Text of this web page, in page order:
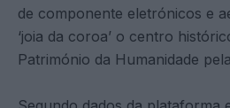
de componente eletrónicos e
‘joia da coroa’ o centro
Património da Humanidade